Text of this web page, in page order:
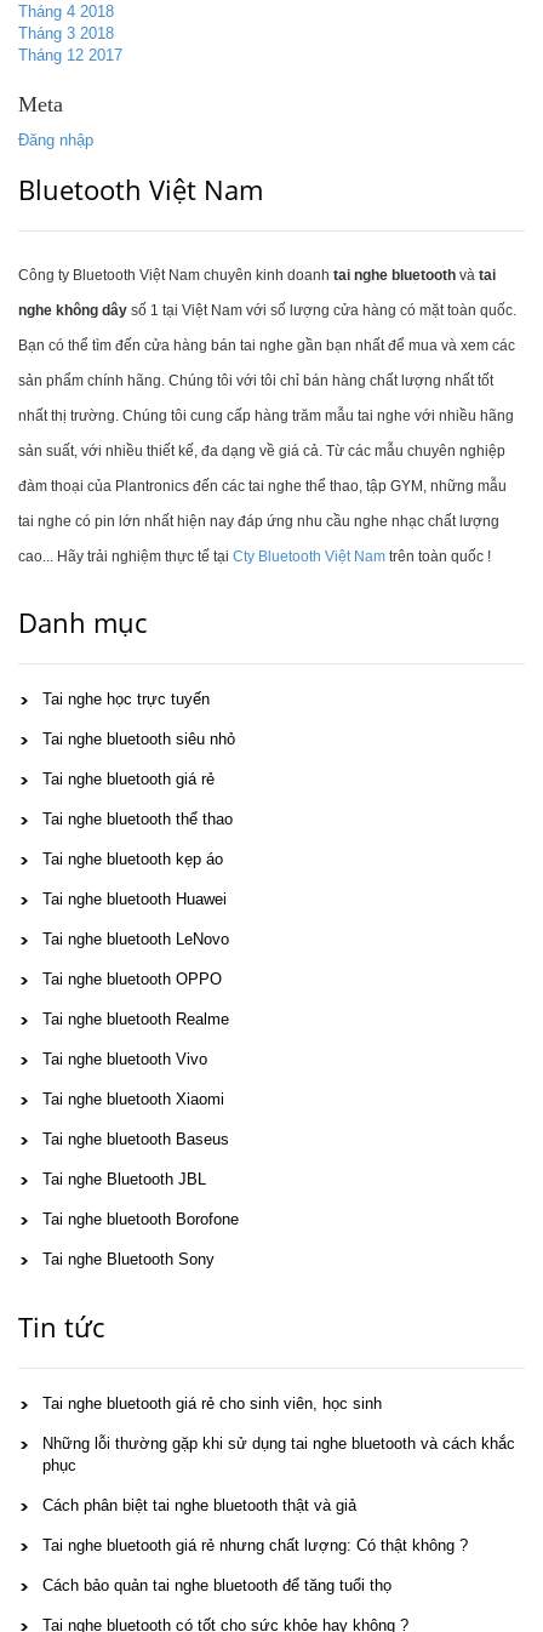
Tháng 4 2018
Tháng 3 2018
Tháng 12 2017
Meta
Đăng nhập
Bluetooth Việt Nam
Công ty Bluetooth Việt Nam chuyên kinh doanh tai nghe bluetooth và tai
nghe không dây số 1 tại Việt Nam với số lượng cửa hàng có mặt toàn quốc.
Bạn có thể tìm đến cửa hàng bán tai nghe gần bạn nhất để mua và xem các
sản phẩm chính hãng. Chúng tôi với tôi chỉ bán hàng chất lượng nhất tốt
nhất thị trường. Chúng tôi cung cấp hàng trăm mẫu tai nghe với nhiều hãng
sản suất, với nhiều thiết kế, đa dạng về giá cả. Từ các mẫu chuyên nghiệp
đàm thoại của Plantronics đến các tai nghe thể thao, tập GYM, những mẫu
tai nghe có pin lớn nhất hiện nay đáp ứng nhu cầu nghe nhạc chất lượng
cao... Hãy trải nghiệm thực tế tại Cty Bluetooth Việt Nam trên toàn quốc !
Danh mục
Tai nghe học trực tuyến
Tai nghe bluetooth siêu nhỏ
Tai nghe bluetooth giá rẻ
Tai nghe bluetooth thể thao
Tai nghe bluetooth kẹp áo
Tai nghe bluetooth Huawei
Tai nghe bluetooth LeNovo
Tai nghe bluetooth OPPO
Tai nghe bluetooth Realme
Tai nghe bluetooth Vivo
Tai nghe bluetooth Xiaomi
Tai nghe bluetooth Baseus
Tai nghe Bluetooth JBL
Tai nghe bluetooth Borofone
Tai nghe Bluetooth Sony
Tin tức
Tai nghe bluetooth giá rẻ cho sinh viên, học sinh
Những lỗi thường gặp khi sử dụng tai nghe bluetooth và cách khắc
phục
Cách phân biệt tai nghe bluetooth thật và giả
Tai nghe bluetooth giá rẻ nhưng chất lượng: Có thật không ?
Cách bảo quản tai nghe bluetooth để tăng tuổi thọ
Tai nghe bluetooth có tốt cho sức khỏe hay không ?